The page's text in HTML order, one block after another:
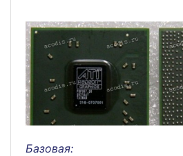
Базовая: